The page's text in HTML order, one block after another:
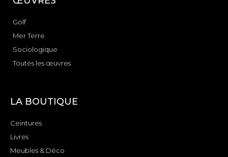
Golf
Mer Terre
Sociologique
Toutes les œuvres
LA BOUTIQUE
Ceintures
Livres
Meubles & Déco